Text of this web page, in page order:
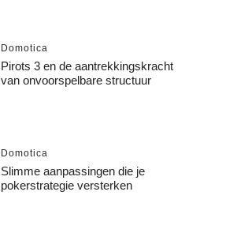
Domotica
Pirots 3 en de aantrekkingskracht
van onvoorspelbare structuur
Domotica
Slimme aanpassingen die je
pokerstrategie versterken